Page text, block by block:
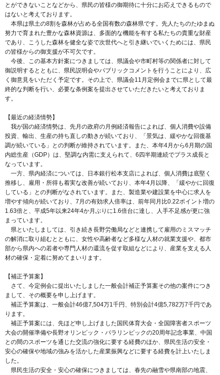
とができないことなどから、県民の皆様の御期待に十分にお応えできるもので
はないと考えております。
本県は県土の8割を森林が占める全国有数の森林県です。先人たちのたゆまぬ
努力で育まれた豊かな森林資源は、多面的な機能を有する私たちの貴重な財産
であり、こうした森林を健全な姿で次世代へと引き継いでいくためには、県民
の皆様からの御支援が不可欠です。
今後、この基本方針案につきましては、県議会や市町村等の関係者に対して
御説明するとともに、県民説明会やパブリックコメントを行うことにより、広
く御意見をいただく予定です。その上で、県議会11月定例会までに県として最
終的な判断を行い、必要な条例案を提出させていただきたいと考えておりま
す。
【最近の経済情勢】
我が国の経済情勢は、先月の政府の月例経済報告によれば、個人消費や設備
投資、輸出、生産の持ち直しの動きが続いており、「景気は、緩やかな回復基
調が続いている」との判断が維持されています。また、本年4月から6月期の国
内総生産（GDP）は、堅調な内需に支えられて、6四半期連続でプラス成長と
なっています。
一方、県内経済については、日本銀行松本支店によれば、個人消費は底堅く
推移し、雇用・所得も着実な改善が続いており、本年4月以降、「緩やかに回復
している」との判断がなされています。また、製造業や建設業を中心に求人を
増やす傾向が続いており、7月の有効求人倍率は、前年同月比0.22ポイント増の
1.63倍と、平成5年以来24年4か月ぶりに1.6倍台に達し、人手不足感が更に強
まっています。
県といたしましては、引き続き長野労働局などと連携して雇用のミスマッチ
の解消に取り組むとともに、女性や高齢者など多様な人材の就業支援や、都市
部から県内への若者や専門人材の還流を促す取組などにより、産業を支える人
材の確保・定着に努めてまいります。
【補正予算案】
さて、今定例会に提出いたしました一般会計補正予算案その他の案件につき
まして、その概要を申し上げます。
補正予算案は、一般会計46億7,504万1千円、特別会計4億5,782万7千円であ
ります。
補正予算案には、先ほど申し上げました国民体育大会・全国障害者スポーツ
大会の開催準備や長野オリンピック・パラリンピックの20周年記念事業、中国
との間のスポーツを通じた交流の強化に要する経費のほか、県民生活の安全・
安心の確保や地域の強みを活かした産業振興などに要する経費を計上いたしま
した。
県民生活の安全・安心の確保につきましては、春先の融雪や県南部の地震、